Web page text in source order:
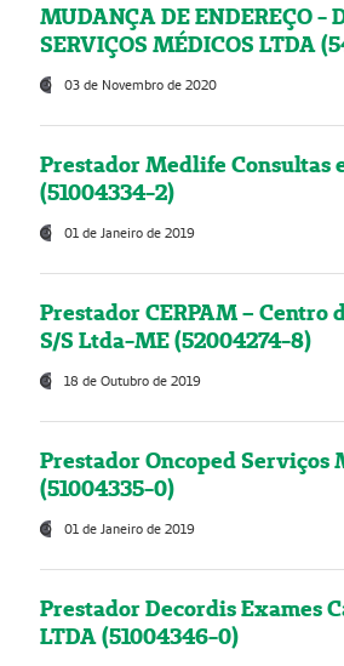
MUDANÇA DE ENDEREÇO -
SERVIÇOS MÉDICOS LTDA
03 de Novembro de 2020
Prestador Medlife Consultas
(51004334-2)
01 de Janeiro de 2019
Prestador CERPAM – Centro
S/S Ltda-ME (52004274-8)
18 de Outubro de 2019
Prestador Oncoped Serviços
(51004335-0)
01 de Janeiro de 2019
Prestador Decordis Exames
LTDA (51004346-0)